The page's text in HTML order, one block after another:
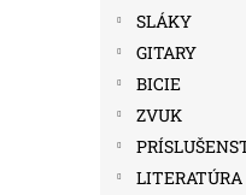
SLÁKY
GITARY
BICIE
ZVUK
LITERATÚRA